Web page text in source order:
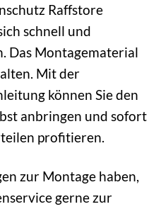
Raffstore
schnell und
Das Montagematerial
Mit der
können Sie den
anbringen und sofort
profitieren.
zur Montage haben,
gerne zur